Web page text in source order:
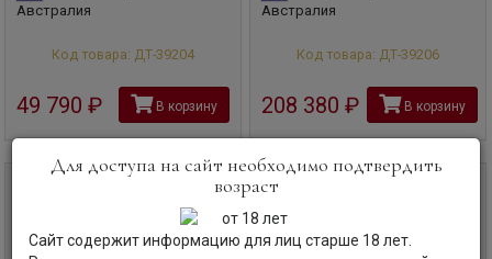
Австралия
Код товара: ДТ-39204
49 790 рубВ корзину
Австралия
Код товара: ДТ-39206
208 380 рубВ корзину
Для доступа на сайт необходимо подтвердить
возраст
Сайт содержит информацию для лиц старше 18 лет.